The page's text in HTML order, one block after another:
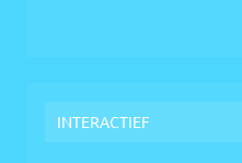
INTERACTIEF